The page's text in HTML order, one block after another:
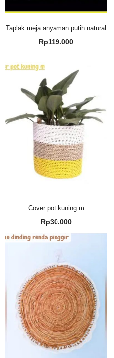
Taplak meja anyaman putih natural
Rp119.000
Cover pot kuning m
Rp30.000